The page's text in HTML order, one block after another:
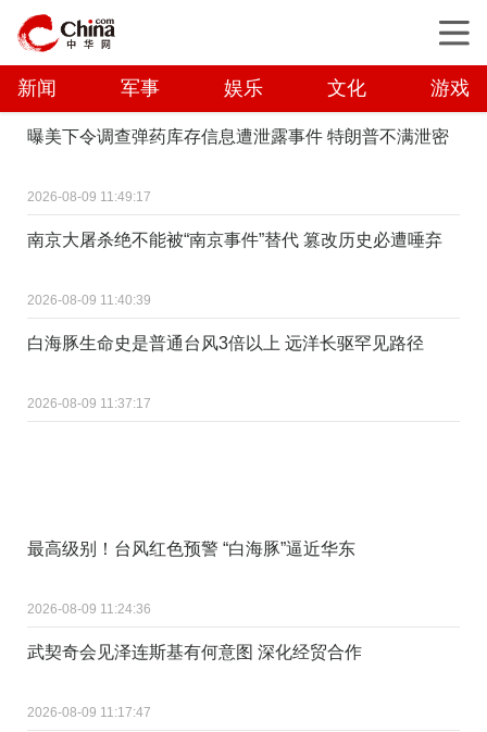
新闻 军事 娱乐 文化 游戏
曝美下令调查弹药库存信息遭泄露事件 特朗普不满泄密
2026-08-09 11:49:17
南京大屠杀绝不能被“南京事件”替代 篡改历史必遭唾弃
2026-08-09 11:40:39
白海豚生命史是普通台风3倍以上 远洋长驱罕见路径
2026-08-09 11:37:17
最高级别！台风红色预警 “白海豚”逼近华东
2026-08-09 11:24:36
武契奇会见泽连斯基有何意图 深化经贸合作
2026-08-09 11:17:47